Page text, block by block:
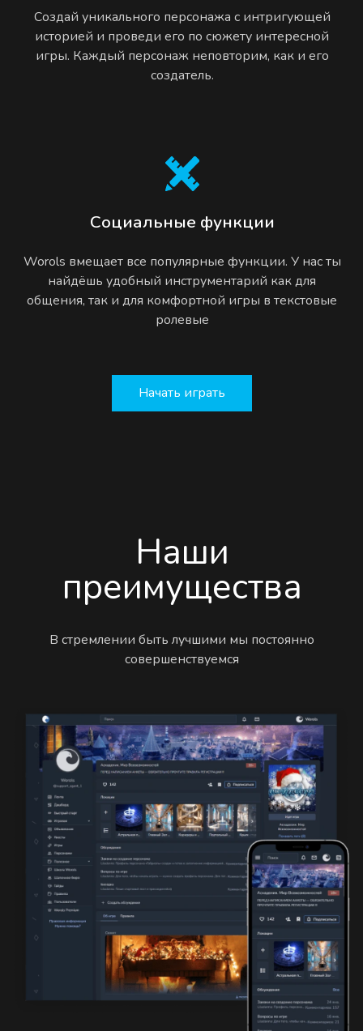
Создай уникального персонажа с интригующей
историей и проведи его по сюжету интересной
игры. Каждый персонаж неповторим, как и его
создатель.
Социальные функции
Worols вмещает все популярные функции. У нас ты
найдёшь удобный инструментарий как для
общения, так и для комфортной игры в текстовые
ролевые
Начать играть
Наши
преимущества
В стремлении быть лучшими мы постоянно
совершенствуемся